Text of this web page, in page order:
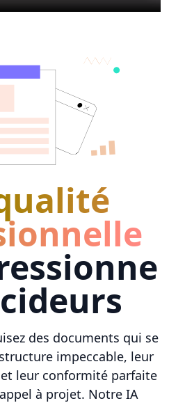
des documents qui se
impeccable, leur
leur conformité parfaite
à projet. Notre IA